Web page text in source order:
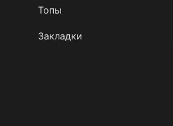
Топы
Закладки